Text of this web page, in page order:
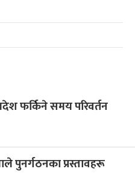
फर्किने समय परिवर्तन
पुनर्गठनका प्रस्तावहरू